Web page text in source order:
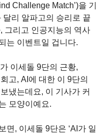
Challenge Match’)을 기
리 알파고의 승리로 끝
그리고 인공지능의 역사
는 이벤트일 겁니다.
이세돌 9단의 근황,
고, AI에 대한 이 9단의
냈는데요, 이 기사가 커
모양이예요.
면, 이세돌 9단은 ‘AI가 일